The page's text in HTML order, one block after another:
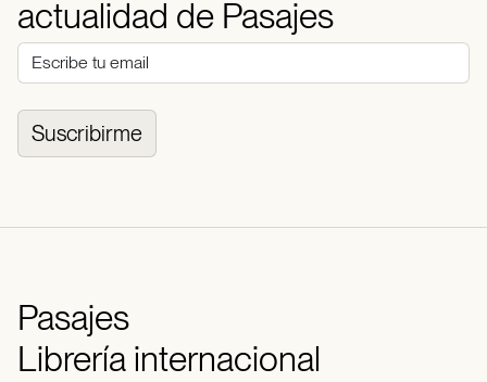
actualidad de Pasajes
Suscribirme
Pasajes
Librería internacional